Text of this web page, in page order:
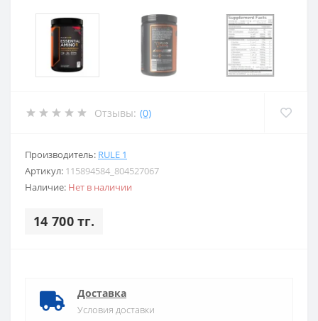
Отзывы: (0)
Производитель: RULE 1
Артикул: 115894584_804527067
Наличие: Нет в наличии
14 700 тг.
Доставка
Условия доставки